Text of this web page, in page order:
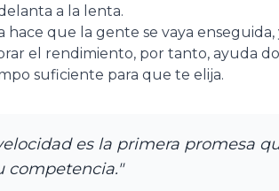
a la lenta.
que la gente se vaya enseguida,
el rendimiento, por tanto, ayuda
suficiente para que te elija.
es la primera promesa
competencia."